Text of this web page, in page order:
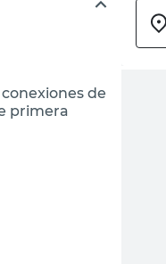
de
primera